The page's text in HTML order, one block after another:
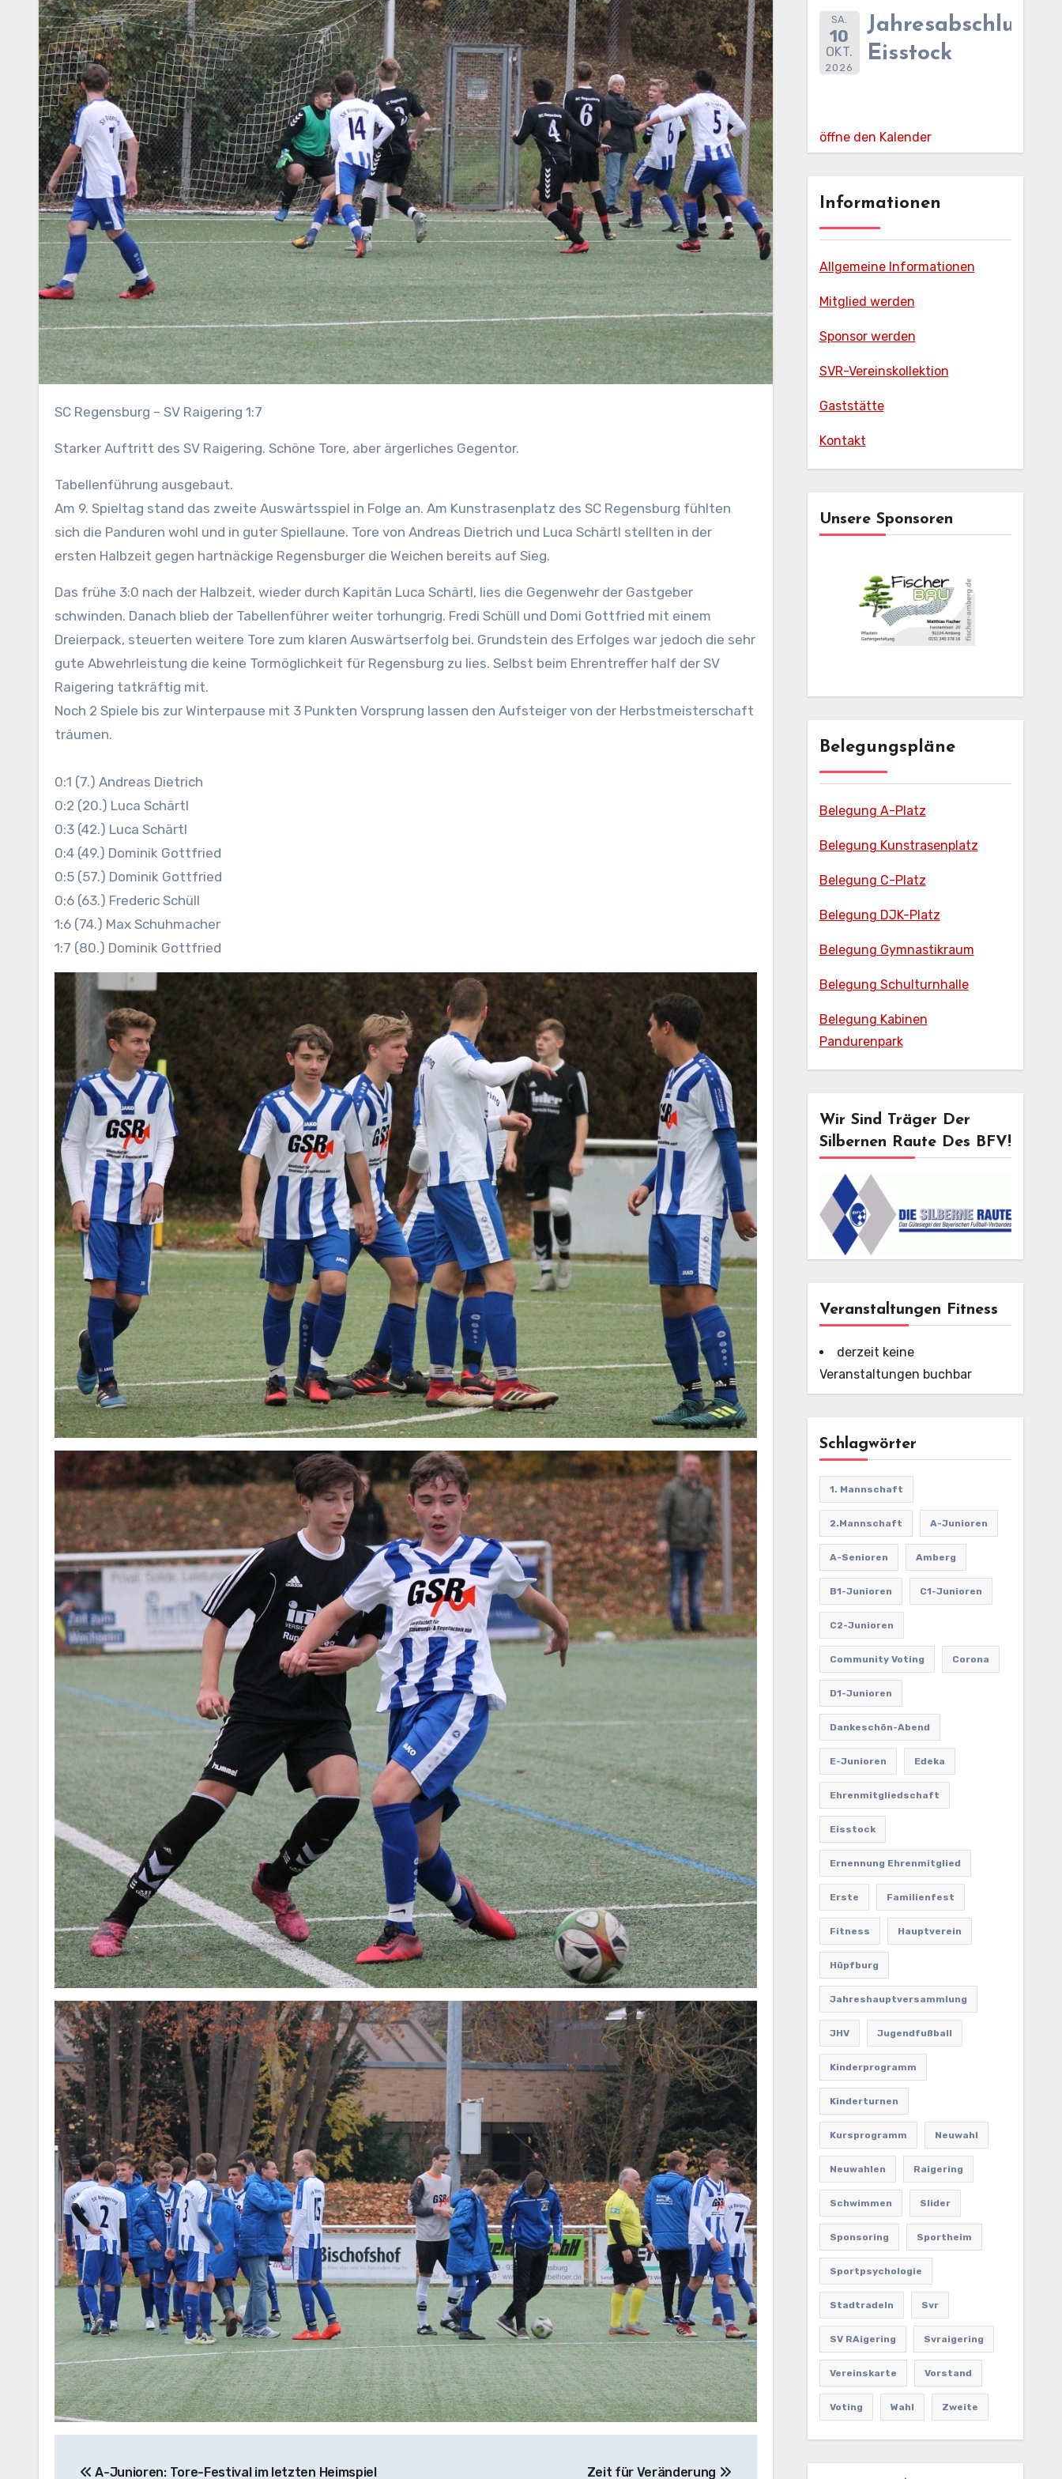
SC Regensburg – SV Raigering 1:7
Starker Auftritt des SV Raigering. Schöne Tore, aber ärgerliches Gegentor.
Tabellenführung ausgebaut.
Am 9. Spieltag stand das zweite Auswärtsspiel in Folge an. Am Kunstrasenplatz des SC Regensburg fühlten
sich die Panduren wohl und in guter Spiellaune. Tore von Andreas Dietrich und Luca Schärtl stellten in der
ersten Halbzeit gegen hartnäckige Regensburger die Weichen bereits auf Sieg.
Das frühe 3:0 nach der Halbzeit, wieder durch Kapitän Luca Schärtl, lies die Gegenwehr der Gastgeber
schwinden. Danach blieb der Tabellenführer weiter torhungrig. Fredi Schüll und Domi Gottfried mit einem
Dreierpack, steuerten weitere Tore zum klaren Auswärtserfolg bei. Grundstein des Erfolges war jedoch die sehr
gute Abwehrleistung die keine Tormöglichkeit für Regensburg zu lies. Selbst beim Ehrentreffer half der SV
Raigering tatkräftig mit.
Noch 2 Spiele bis zur Winterpause mit 3 Punkten Vorsprung lassen den Aufsteiger von der Herbstmeisterschaft
träumen.
0:1 (7.) Andreas Dietrich
0:2 (20.) Luca Schärtl
0:3 (42.) Luca Schärtl
0:4 (49.) Dominik Gottfried
0:5 (57.) Dominik Gottfried
0:6 (63.) Frederic Schüll
1:6 (74.) Max Schuhmacher
1:7 (80.) Dominik Gottfried
A-Junioren: Tore-Festival im letzten Heimspiel Zeit für Veränderung
SA.
10
OKT.
2026
Eisstock
öffne den Kalender
Informationen
Allgemeine Informationen
Mitglied werden
Sponsor werden
SVR-Vereinskollektion
Gaststätte
Kontakt
Unsere Sponsoren
Belegungspläne
Belegung A-Platz
Belegung Kunstrasenplatz
Belegung C-Platz
Belegung DJK-Platz
Belegung Gymnastikraum
Belegung Schulturnhalle
Belegung Kabinen
Pandurenpark
Wir Sind Träger Der
Silbernen Raute Des BFV!
Veranstaltungen Fitness
derzeit keine
Veranstaltungen buchbar
Schlagwörter
1. Mannschaft
2.Mannschaft A-Junioren
A-Senioren Amberg
B1-Junioren C1-Junioren
C2-Junioren
Community Voting Corona
D1-Junioren
Dankeschön-Abend
E-Junioren Edeka
Ehrenmitgliedschaft
Eisstock
Ernennung Ehrenmitglied
Erste Familienfest
Fitness Hauptverein
Hüpfburg
Jahreshauptversammlung
JHV Jugendfußball
Kinderprogramm
Kinderturnen
Kursprogramm Neuwahl
Neuwahlen Raigering
Schwimmen Slider
Sponsoring Sportheim
Sportpsychologie
Stadtradeln Svr
SV RAigering Svraigering
Vereinskarte Vorstand
Voting Wahl Zweite